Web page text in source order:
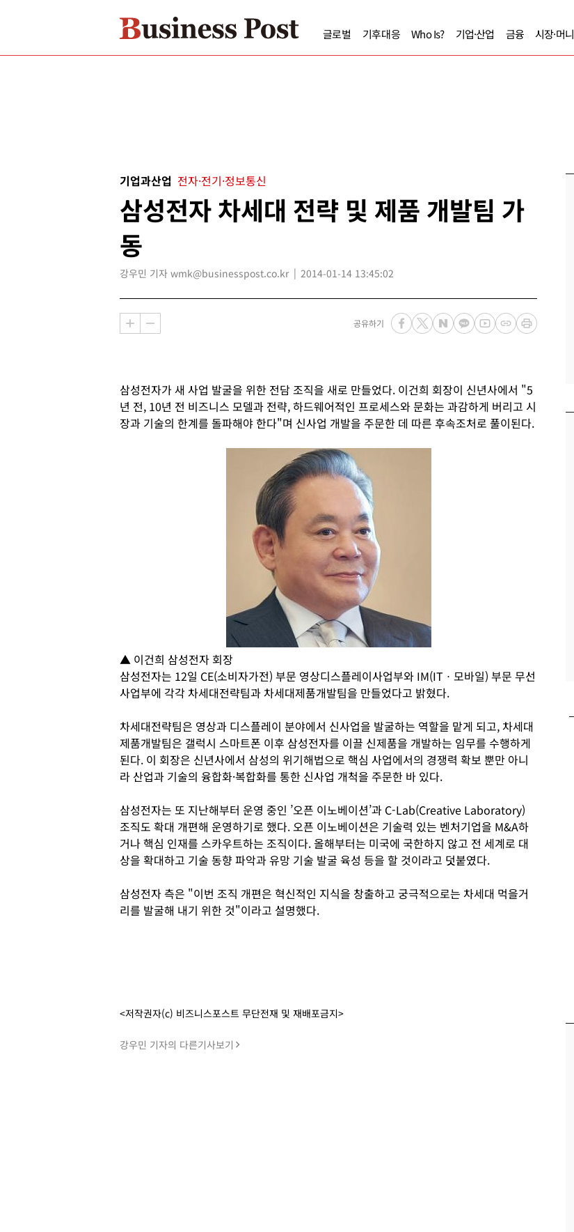
글로벌 기후대응 Who Is? 기업·산업 금융 시장·머니
기업과산업 전자·전기·정보통신
삼성전자 차세대 전략 및 제품 개발팀 가
동
강우민 기자 wmk@businesspost.co.kr 2014-01-14 13:45:02
공유하기
삼성전자가 새 사업 발굴을 위한 전담 조직을 새로 만들었다. 이건희 회장이 신년사에서 "5
년 전, 10년 전 비즈니스 모델과 전략, 하드웨어적인 프로세스와 문화는 과감하게 버리고 시
장과 기술의 한계를 돌파해야 한다"며 신사업 개발을 주문한 데 따른 후속조처로 풀이된다.
▲ 이건희 삼성전자 회장
삼성전자는 12일 CE(소비자가전) 부문 영상디스플레이사업부와 IM(ITㆍ모바일) 부문 무선
사업부에 각각 차세대전략팀과 차세대제품개발팀을 만들었다고 밝혔다.
차세대전략팀은 영상과 디스플레이 분야에서 신사업을 발굴하는 역할을 맡게 되고, 차세대
제품개발팀은 갤럭시 스마트폰 이후 삼성전자를 이끌 신제품을 개발하는 임무를 수행하게
된다. 이 회장은 신년사에서 삼성의 위기해법으로 핵심 사업에서의 경쟁력 확보 뿐만 아니
라 산업과 기술의 융합화·복합화를 통한 신사업 개척을 주문한 바 있다.
삼성전자는 또 지난해부터 운영 중인 ’오픈 이노베이션’과 C-Lab(Creative Laboratory)
조직도 확대 개편해 운영하기로 했다. 오픈 이노베이션은 기술력 있는 벤처기업을 M&A하
거나 핵심 인재를 스카우트하는 조직이다. 올해부터는 미국에 국한하지 않고 전 세계로 대
상을 확대하고 기술 동향 파악과 유망 기술 발굴 육성 등을 할 것이라고 덧붙였다.
삼성전자 측은 "이번 조직 개편은 혁신적인 지식을 창출하고 궁극적으로는 차세대 먹을거
리를 발굴해 내기 위한 것"이라고 설명했다.
<저작권자(c) 비즈니스포스트 무단전재 및 재배포금지>
강우민 기자의 다른기사보기